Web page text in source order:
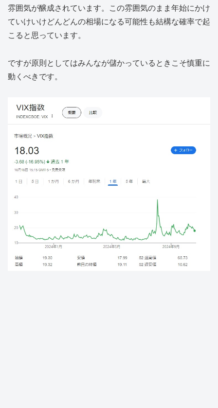
雰囲気が醸成されています。この雰囲気のまま年始にかけ
ていけいけどんどんの相場になる可能性も結構な確率で起
こると思っています。
ですが原則としてはみんなが儲かっているときこそ慎重に
動くべきです。